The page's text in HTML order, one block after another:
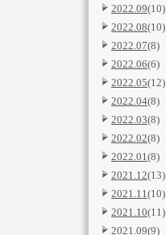
2022.09(10)
2022.08(10)
2022.07(8)
2022.06(6)
2022.05(12)
2022.04(8)
2022.03(8)
2022.02(8)
2022.01(8)
2021.12(13)
2021.11(10)
2021.10(11)
2021.09(9)